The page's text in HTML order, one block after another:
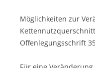
Möglichkeiten zur
Offenlegungsschrift